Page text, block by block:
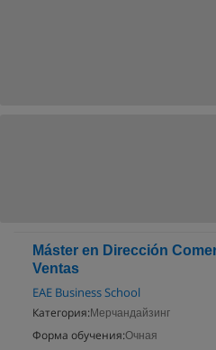
Máster en Dirección
Ventas
EAE Business School
Категория: Мерчандайзинг
Форма обучения:Очная